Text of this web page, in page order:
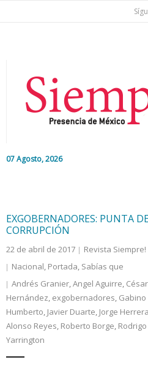
07 Agosto, 2026
Colaboradores
Internacional
Cultura
EXGOBERNADORES: PUNTA
CORRUPCIÓN
22 de abril de 2017
Revista Siempre!
Nacional, Portada, Sabías que
Andrés Granier,Angel Aguirre,
Hernández, exgobernadores, Gabino
Humberto, Javier Duarte, Jorge Herrera
Alonso Reyes, Roberto Borge,
Yarrington